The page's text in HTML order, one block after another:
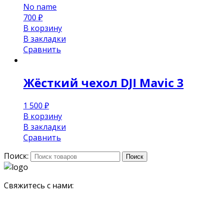
No name
700 ₽
В корзину
В закладки
Сравнить
Жёсткий чехол DJI Mavic 3
1 500 ₽
В корзину
В закладки
Сравнить
Поиск:
Поиск
Свяжитесь с нами: